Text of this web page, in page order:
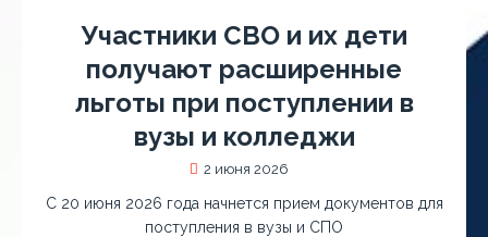
Участники СВО и их дети
получают расширенные
льготы при поступлении в
вузы и колледжи
2 июня 2026
С 20 июня 2026 года начнется прием документов для
поступления в вузы и СПО